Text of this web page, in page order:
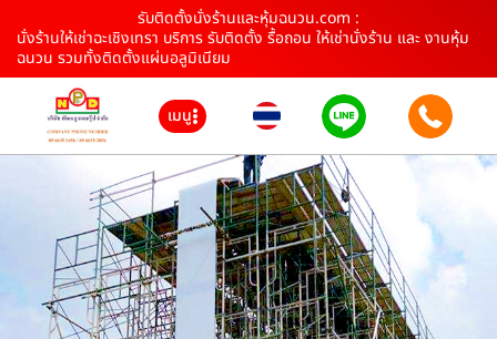
รับติดตั้งนั่งร้านและหุ้มฉนวน.com :
นั่งร้านให้เช่าฉะเชิงเทรา บริการ รับติดตั้ง รื้อถอน ให้เช่านั่งร้าน และ งานหุ้ม
ฉนวน รวมทั้งติดตั้งแผ่นอลูมิเนียม
เมนู